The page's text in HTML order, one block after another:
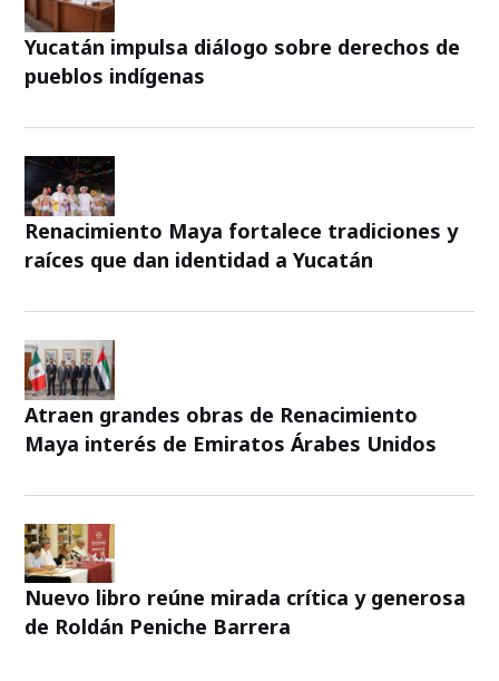
Yucatán impulsa diálogo sobre derechos de
pueblos indígenas
Renacimiento Maya fortalece tradiciones y
raíces que dan identidad a Yucatán
Atraen grandes obras de Renacimiento
Maya interés de Emiratos Árabes Unidos
Nuevo libro reúne mirada crítica y generosa
de Roldán Peniche Barrera